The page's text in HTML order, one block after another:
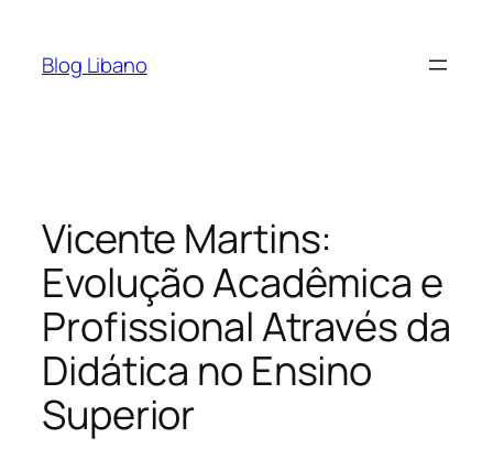
Blog Libano
Vicente Martins:
Evolução Acadêmica e
Profissional Através da
Didática no Ensino
Superior